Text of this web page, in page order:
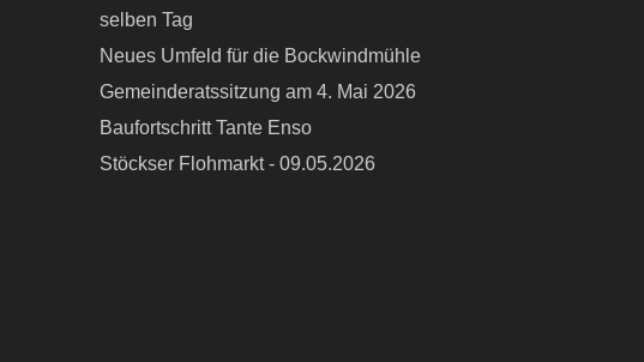
selben Tag
Neues Umfeld für die Bockwindmühle
Gemeinderatssitzung am 4. Mai 2026
Baufortschritt Tante Enso
Stöckser Flohmarkt - 09.05.2026